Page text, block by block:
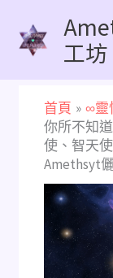
工坊
首頁
∞靈
你所不知
使、智天
Amethsyt